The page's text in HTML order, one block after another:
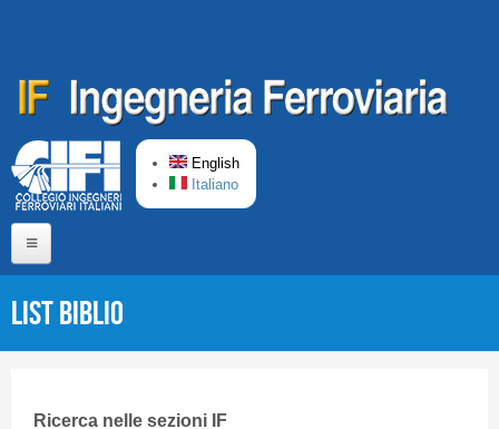
English
Italiano
Short presentation CIFI
List Biblio
Ricerca nelle sezioni IF